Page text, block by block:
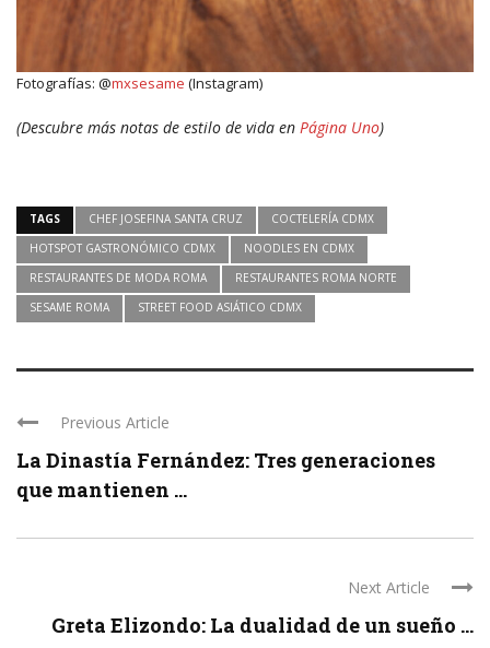
Fotografías: @mxsesame (Instagram)
(Descubre más notas de estilo de vida en Página Uno)
TAGS CHEF JOSEFINA SANTA CRUZ
COCTELERÍA CDMX
HOTSPOT GASTRONÓMICO CDMX
NOODLES EN CDMX
RESTAURANTES DE MODA ROMA
RESTAURANTES ROMA NORTE
SESAME ROMA
STREET FOOD ASIÁTICO CDMX
Previous Article
La Dinastía Fernández: Tres generaciones
que mantienen ...
Next Article
Greta Elizondo: La dualidad de un sueño ...